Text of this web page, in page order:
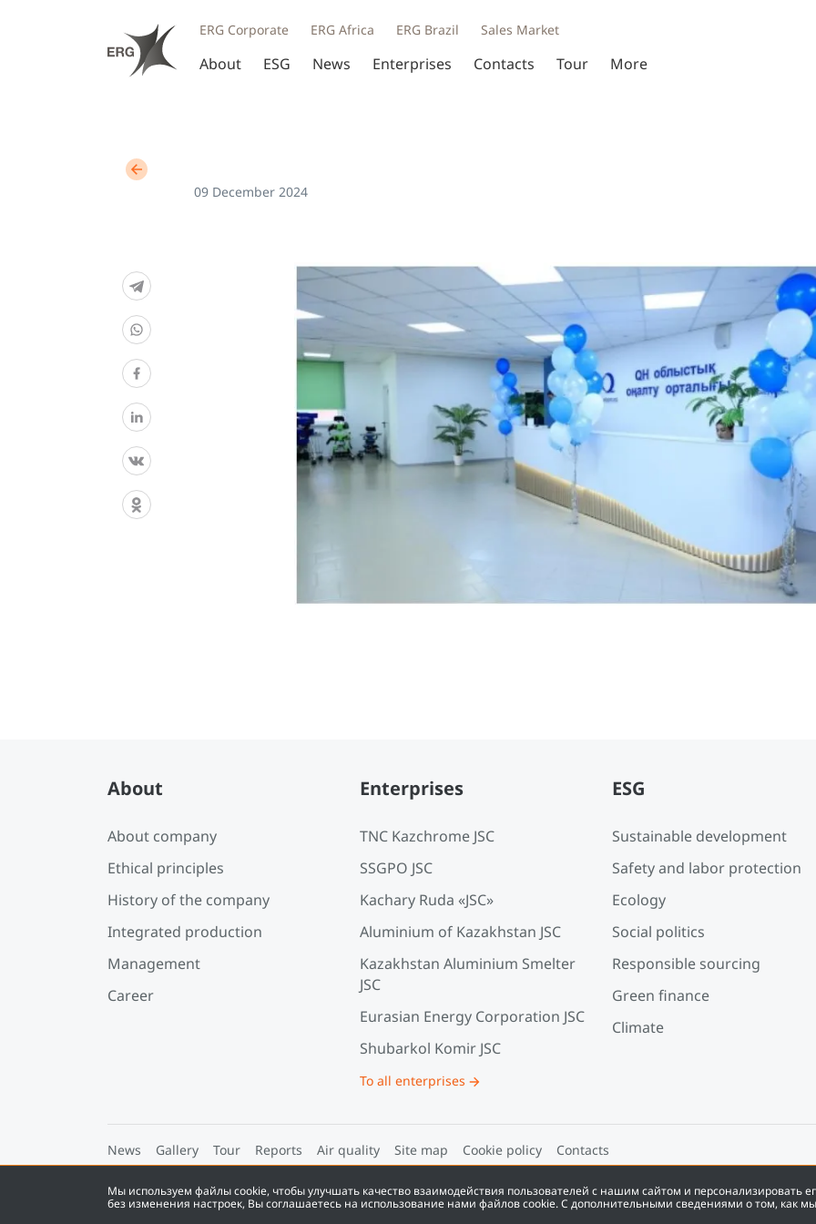
Мы используем файлы cookie, чтобы улучшать качество взаимодействия пользователей с нашим сайтом и персонализировать
без изменения настроек, Вы соглашаетесь на использование нами файлов cookie. С дополнительными сведениями о том, как
ERG Corporate ERG Africa ERG Brazil Sales Market
About ESG News Enterprises Contacts Tour More
09 December 2024
About
About company
Ethical principles
History of the company
Integrated production
Management
Career
Enterprises
TNC Kazchrome JSC
SSGPO JSC
Kachary Ruda «JSC»
Aluminium of Kazakhstan JSC
Kazakhstan Aluminium Smelter
JSC
Eurasian Energy Corporation JSC
Shubarkol Komir JSC
To all enterprises
ESG
Sustainable development
Safety and labor protection
Ecology
Social politics
Responsible sourcing
Green finance
Climate
News Gallery Tour Reports Air quality Site map Cookie policy Contacts
©2026Eurasian Resources Group